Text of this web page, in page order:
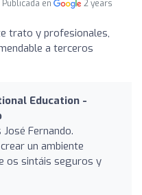
Publicada en
2 years
trato y profesionales,
a terceros
Education -
Fernando.
un ambiente
os sintáis seguros y